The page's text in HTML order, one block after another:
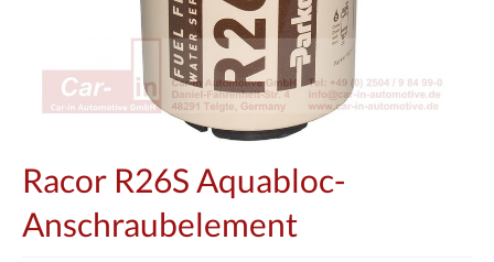
Racor R26S Aquabloc-
Anschraubelement